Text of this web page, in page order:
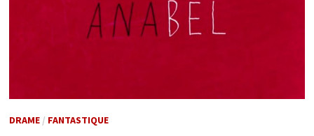
DRAME/ FANTASTIQUE